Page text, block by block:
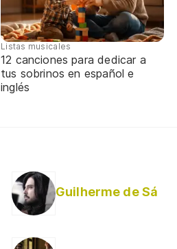
Listas musicales
12 canciones para dedicar a
tus sobrinos en español e
inglés
Guilherme de Sá